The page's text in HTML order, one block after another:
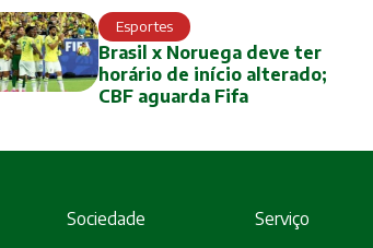
Esportes
Brasil x Noruega deve ter
horário de início alterado;
CBF aguarda Fifa
Sociedade Serviço